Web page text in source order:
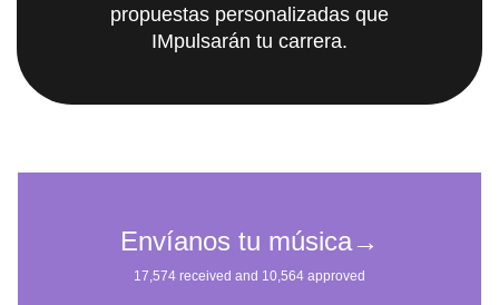
propuestas personalizadas que
IMpulsarán tu carrera.